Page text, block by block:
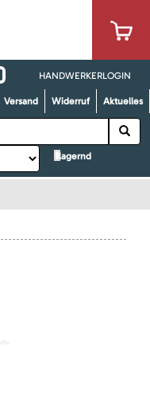
HANDWERKERLOGIN
Versand Widerruf Aktuelles
lagernd